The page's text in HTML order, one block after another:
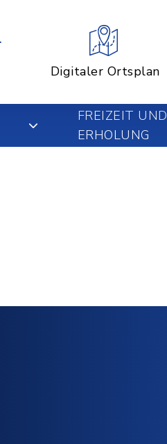
Digitaler Ortsplan
FREIZEIT UND
ERHOLUNG